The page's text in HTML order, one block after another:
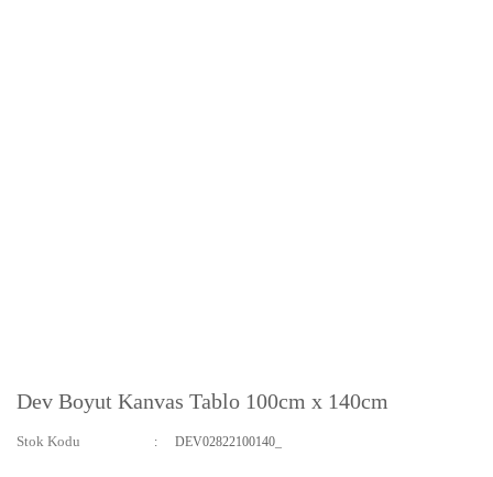
Dev Boyut Kanvas Tablo 100cm x 140cm
Stok Kodu DEV02822100140_